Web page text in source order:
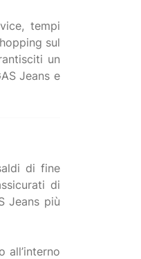
tempi
sul
un
Jeans e
di fine
di
Jeans più
all’interno